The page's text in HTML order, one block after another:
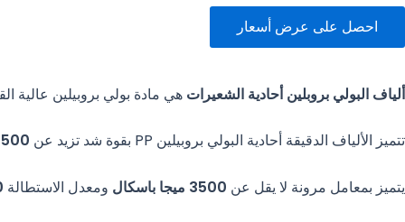
احصل على عرض أسعار
ألياف البولي بروبلين أحادية الشعيرات هي مادة بولي بروبيلين عالية
تتميز الألياف الدقيقة أحادية البولي بروبيلين PP بقوة شد تزيد عن 500 ميجا باسكال
يتميز بمعامل مرونة لا يقل عن 3500 ميجا باسكال ومعدل الاستطالة